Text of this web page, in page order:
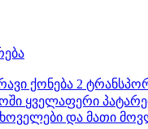
ქონება 2
ყველაფერი
და მათი